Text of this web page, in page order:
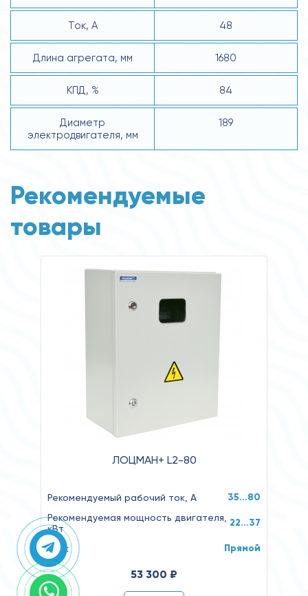
Ток, А 48
Длина агрегата, мм 1680
КПД, % 84
Диаметр
электродвигателя, мм
189
Рекомендуемые
товары
ЛОЦМАН+ L2-80
Рекомендуемый рабочий ток, А 35…80
Рекомендуемая мощность двигателя,
кВт
22...37
Пуск Прямой
53 300 ₽